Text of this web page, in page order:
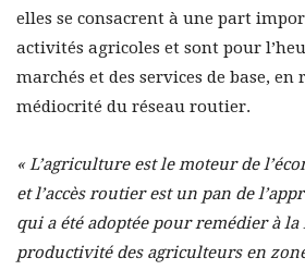
elles se consacrent à une part
activités agricoles et sont pour
marchés et des services de base, en
médiocrité du réseau routier.
« L’agriculture est le moteur de
et l’accès routier est un pan de
qui a été adoptée pour remédier à la
productivité des agriculteurs en